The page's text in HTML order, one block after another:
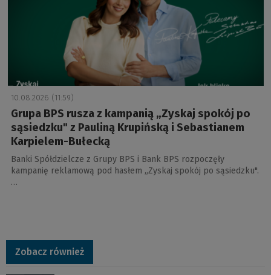
10.08.2026 (11:59)
Grupa BPS rusza z kampanią „Zyskaj spokój po
sąsiedzku" z Pauliną Krupińską i Sebastianem
Karpielem-Bułecką
Banki Spółdzielcze z Grupy BPS i Bank BPS rozpoczęły
kampanię reklamową pod hasłem „Zyskaj spokój po sąsiedzku".
…
Zobacz również